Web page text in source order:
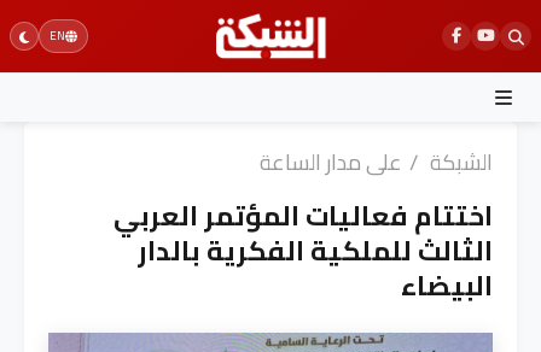
Skip
to
content
EN
الشبكة / على مدار الساعة
اختتام فعاليات المؤتمر العربي
الثالث للملكية الفكرية بالدار
البيضاء